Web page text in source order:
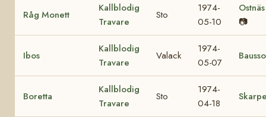
Råg Monett
Kallblodig
Travare
Sto
1974-
05-10
📷
Ibos
Kallblodig
Travare
Valack
1974-
05-07
Boretta
Kallblodig
Travare
Sto
1974-
04-18